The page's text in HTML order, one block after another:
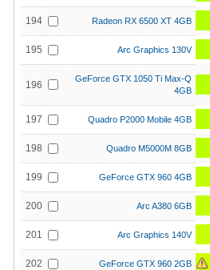
194 Radeon RX 6500 XT 4GB
195 Arc Graphics 130V
196
GeForce GTX 1050 Ti Max-Q
4GB
197 Quadro P2000 Mobile 4GB
198 Quadro M5000M 8GB
199 GeForce GTX 960 4GB
200 Arc A380 6GB
201 Arc Graphics 140V
202 GeForce GTX 960 2GB